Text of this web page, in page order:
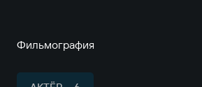
Фильмография